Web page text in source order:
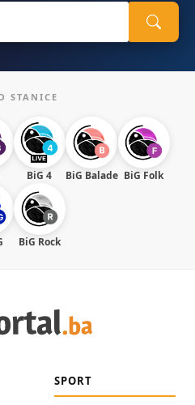
STANICE
BiG 4 BiG Balade BiG Folk
BiG Rock
SPORT